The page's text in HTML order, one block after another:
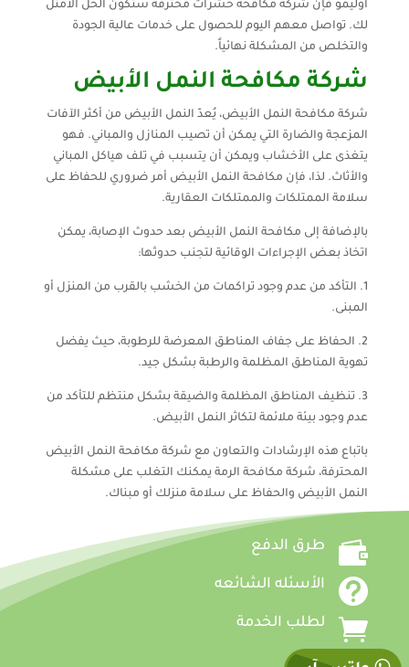
اوليمو فإن شركة مكافحة حشرات محترفة ستكون الحل الأمثل
لك. تواصل معهم اليوم للحصول على خدمات عالية الجودة
والتخلص من المشكلة نهائياً.
شركة مكافحة النمل الأبيض
شركة مكافحة النمل الأبيض، يُعدّ النمل الأبيض من أكثر الآفات
المزعجة والضارة التي يمكن أن تصيب المنازل والمباني. فهو
يتغذى على الأخشاب ويمكن أن يتسبب في تلف هياكل المباني
والأثاث. لذا، فإن مكافحة النمل الأبيض أمر ضروري للحفاظ على
سلامة الممتلكات والممتلكات العقارية.
بالإضافة إلى مكافحة النمل الأبيض بعد حدوث الإصابة، يمكن
اتخاذ بعض الإجراءات الوقائية لتجنب حدوثها:
1. التأكد من عدم وجود تراكمات من الخشب بالقرب من المنزل أو
المبنى.
2. الحفاظ على جفاف المناطق المعرضة للرطوبة، حيث يفضل
تهوية المناطق المظلمة والرطبة بشكل جيد.
3. تنظيف المناطق المظلمة والضيقة بشكل منتظم للتأكد من
عدم وجود بيئة ملائمة لتكاثر النمل الأبيض.
باتباع هذه الإرشادات والتعاون مع شركة مكافحة النمل الأبيض
المحترفة، شركة مكافحة الرمة يمكنك التغلب على مشكلة
النمل الأبيض والحفاظ على سلامة منزلك أو مبناك.
 طرق الدفع
 الأسئله الشائعه
 لطلب الخدمة